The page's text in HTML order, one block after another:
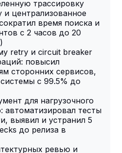
трассировку
и централизованное
время поиска и
с 2 часов до 20
retry и circuit breaker
повысил
сторонних сервисов,
с 99.5% до
для нагрузочного
автоматизировал тесты
выявил и устранил 5
до релиза в
ревью и